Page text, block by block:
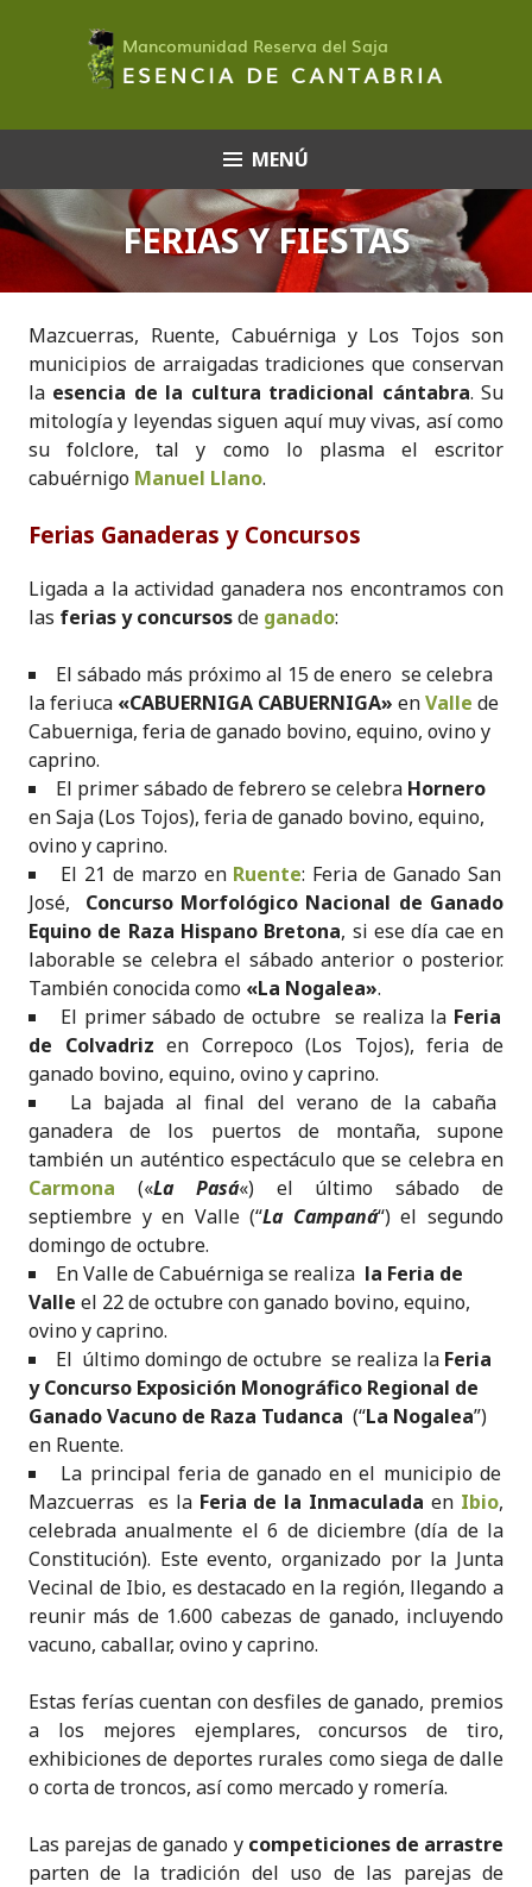
contenido
MENÚ
FERIAS Y FIESTAS
Mazcuerras, Ruente, Cabuérniga y Los Tojos son
municipios de arraigadas tradiciones que conservan
la esencia de la cultura tradicional cántabra. Su
mitología y leyendas siguen aquí muy vivas, así como
su folclore, tal y como lo plasma el escritor
cabuérnigo Manuel Llano.
Ferias Ganaderas y Concursos
Ligada a la actividad ganadera nos encontramos con
las ferias y concursosde ganado:
El sábado más próximo al 15 de enero se celebra
la feriuca «CABUERNIGA CABUERNIGA» enValle de
Cabuerniga, feria de ganado bovino, equino, ovino y
caprino.
El primer sábado de febrero se celebra Hornero
en Saja (Los Tojos), feria de ganado bovino, equino,
ovino y caprino.
El 21 de marzo en Ruente: Feria de Ganado San
José, Concurso Morfológico Nacional de Ganado
Equino de Raza Hispano Bretona, si ese día cae en
laborable se celebra el sábado anterior o posterior.
También conocida como «La Nogalea».
El primer sábado de octubre se realiza la Feria
de Colvadrizen Correpoco (Los Tojos), feria de
ganado bovino, equino, ovino y caprino.
La bajada al final del verano de la cabaña
ganadera de los puertos de montaña, supone
también un auténtico espectáculo que se celebra en
Carmona («La Pasá«) el último sábado de
septiembre y en Valle (“La Campaná“) el segundo
domingo de octubre.
En Valle de Cabuérniga se realiza la Feria de
Valle el 22 de octubre con ganado bovino, equino,
ovino y caprino.
El último domingo de octubre se realiza la Feria
y Concurso Exposición Monográfico Regional de
Ganado Vacuno de Raza Tudanca (“La Nogalea”)
en Ruente.
La principal feria de ganado en el municipio de
Mazcuerras es la Feria de la Inmaculadaen Ibio,
celebrada anualmente el 6 de diciembre (día de la
Constitución). Este evento, organizado por la Junta
Vecinal de Ibio, es destacado en la región, llegando a
reunir más de 1.600 cabezas de ganado, incluyendo
vacuno, caballar, ovino y caprino.
Estas ferías cuentan con desfiles de ganado, premios
a los mejores ejemplares, concursos de tiro,
exhibiciones de deportes rurales como siega de dalle
o corta de troncos, así como mercado y romería.
Las parejas de ganado y competiciones de arrastre
parten de la tradición del uso de las parejas de